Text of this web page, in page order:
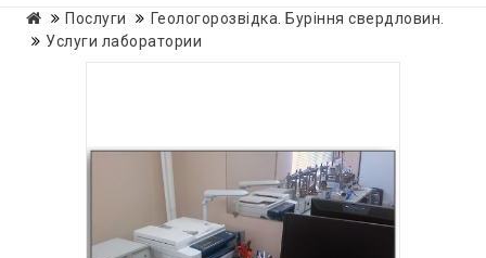
Послуги
Геологорозвідка. Буріння свердловин.
Услуги лаборатории